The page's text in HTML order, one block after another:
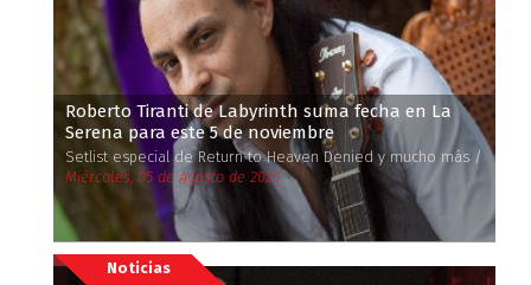
Roberto Tiranti de Labyrinth suma fecha en La
Serena para este 5 de noviembre
Setlist especial de Return to Heaven Denied y mucho más /
Miércoles, 05 de Agosto de 2026
Noticias